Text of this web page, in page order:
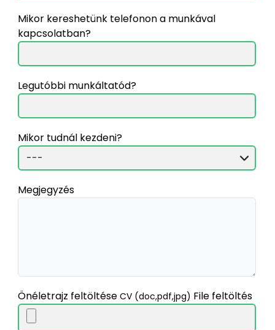
Mikor kereshetünk telefonon a munkával
kapcsolatban?
Legutóbbi munkáltatód?
Mikor tudnál kezdeni?
Megjegyzés
Önéletrajz feltöltése CV (doc,pdf,jpg) File feltöltés